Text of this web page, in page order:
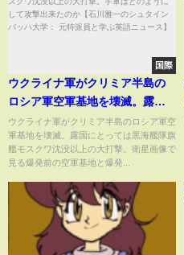
国際
ウクライナ軍がクリミア半島の
ロシア軍空軍基地を壊滅。露国
にとって黒海艦隊旗艦モスクワ
沈没以上の大打撃。宇軍はどの
ようにして攻撃出来たのか【石
学： 元特派員と学ぶ英語ニュー
ウクライナ軍がクリミア半島のロシア軍空
軍基地を壊滅。露国にとっては黒海艦隊旗
艦モスクワ沈没以上の大打撃。衛星画像で
見る爆発前の空軍基地と爆発...